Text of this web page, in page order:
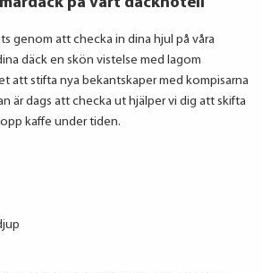
genom att checka in dina hjul på våra
däck en skön vistelse med lagom
att stifta nya bekantskaper med kompisarna
är dags att checka ut hjälper vi dig att skifta
kaffe under tiden.